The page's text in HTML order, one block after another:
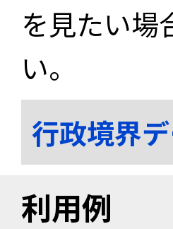
を見たい場
い。
行政境界
利用例